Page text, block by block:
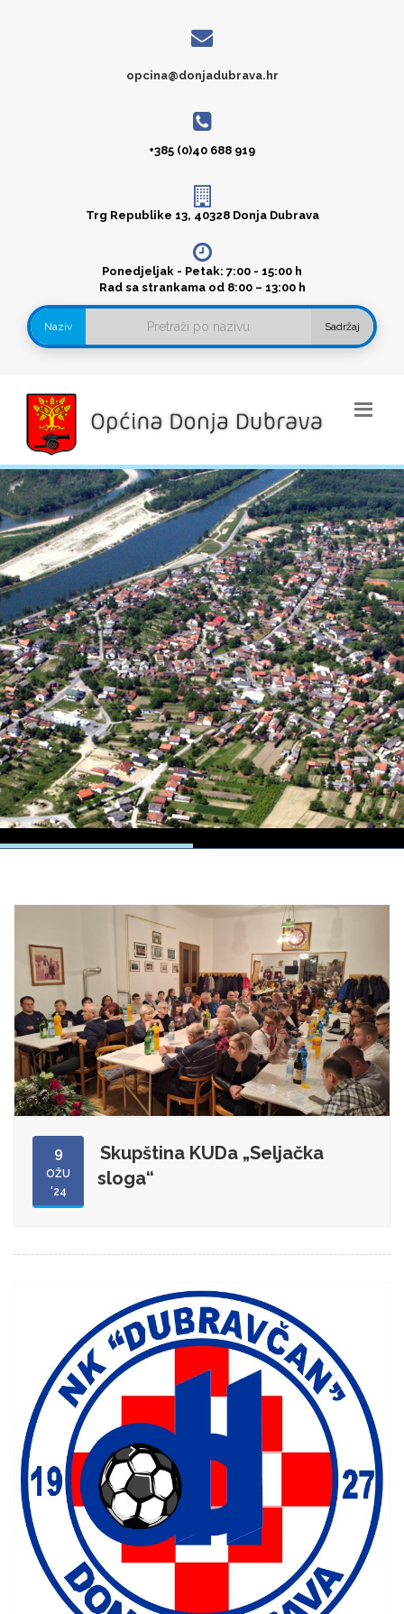
opcina@donjadubrava.hr
+385 (0)40 688 919
Trg Republike 13, 40328 Donja Dubrava
Ponedjeljak - Petak: 7:00 - 15:00 h
Rad sa strankama od 8:00 – 13:00 h
Naziv Sadržaj
9
OŽU
'24
Skupština KUDa „Seljačka
sloga“